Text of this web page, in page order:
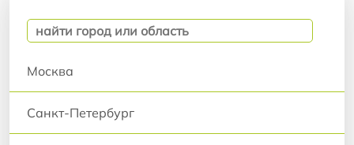
Москва
Санкт-Петербург